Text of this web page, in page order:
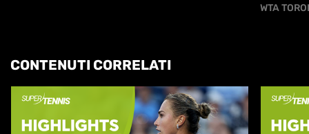
WTA
CONTENUTI CORRELATI